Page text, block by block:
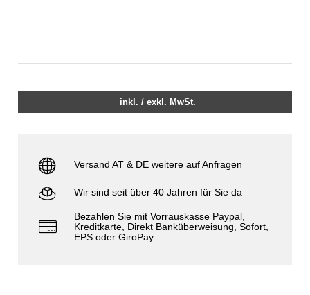
inkl. / exkl. MwSt.
Versand AT & DE weitere auf Anfragen
Wir sind seit über 40 Jahren für Sie da
Bezahlen Sie mit Vorrauskasse Paypal,
Kreditkarte, Direkt Banküberweisung, Sofort,
EPS oder GiroPay